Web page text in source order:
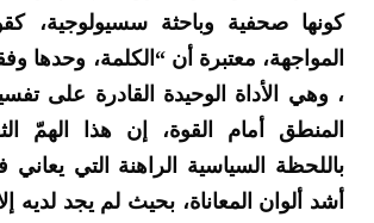
كونها صحفية وباحثة سسيولوجية،
المواجهة، معتبرة أن “الكلمة، وحدها
، وهي الأداة الوحيدة القادرة على
المنطق أمام القوة، إن هذا الهمّ
باللحظة السياسية الراهنة التي يعاني
أشد ألوان المعاناة، بحيث لم يجد لديه